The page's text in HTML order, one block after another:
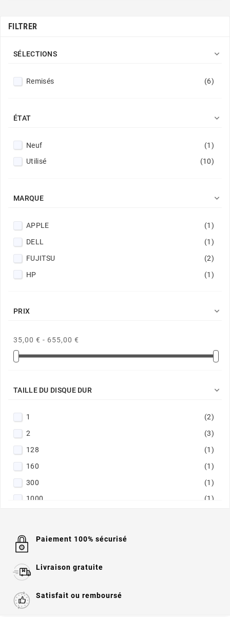
FILTRER
SÉLECTIONS 
Remisés (6)
ÉTAT 
Neuf
(1)
Utilisé
(10)
MARQUE 
APPLE
(1)
DELL
(1)
FUJITSU
(2)
HP
(1)
PRIX 
35,00 € - 655,00 €
TAILLE DU DISQUE DUR 
1
(2)
2
(3)
128
(1)
160
(1)
300
(1)
1000
(1)
Paiement 100% sécurisé
Livraison gratuite
Satisfait ou remboursé